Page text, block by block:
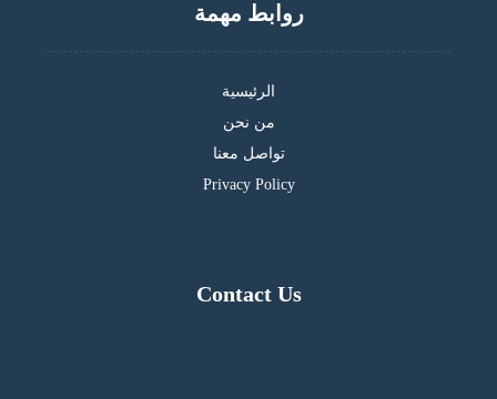
روابط مهمة
الرئيسية
من نحن
تواصل معنا
Privacy Policy
Contact Us